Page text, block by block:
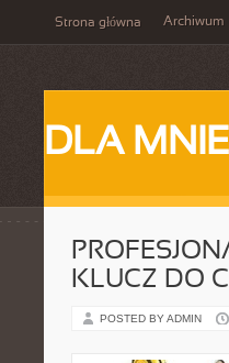
Strona główna Archiwum
DLA
KLUCZ DO
POSTED BY ADMIN